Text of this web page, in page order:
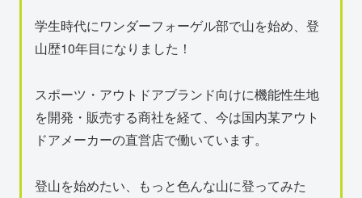
学生時代にワンダーフォーゲル部で山を始め、登
山歴10年目になりました！
スポーツ・アウトドアブランド向けに機能性生地
を開発・販売する商社を経て、今は国内某アウト
ドアメーカーの直営店で働いています。
登山を始めたい、もっと色んな山に登ってみた